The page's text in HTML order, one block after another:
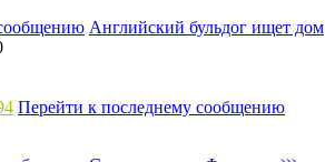
Английский бульдог ищет дом
Перейти к последнему сообщению